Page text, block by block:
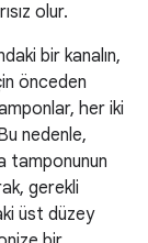
olur.
bir kanalın,
önceden
her iki
nedenle,
tamponunun
gerekli
üst düzey